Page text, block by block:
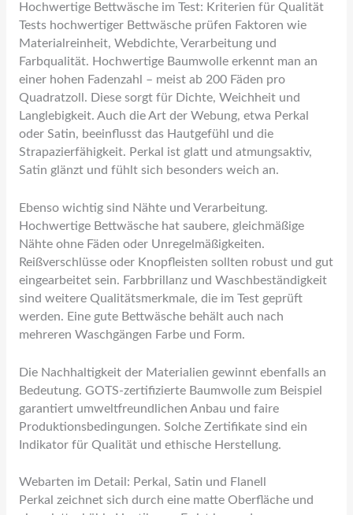
Hochwertige Bettwäsche im Test: Kriterien für Qualität
Tests hochwertiger Bettwäsche prüfen Faktoren wie
Materialreinheit, Webdichte, Verarbeitung und
Farbqualität. Hochwertige Baumwolle erkennt man an
einer hohen Fadenzahl – meist ab 200 Fäden pro
Quadratzoll. Diese sorgt für Dichte, Weichheit und
Langlebigkeit. Auch die Art der Webung, etwa Perkal
oder Satin, beeinflusst das Hautgefühl und die
Strapazierfähigkeit. Perkal ist glatt und atmungsaktiv,
Satin glänzt und fühlt sich besonders weich an.
Ebenso wichtig sind Nähte und Verarbeitung.
Hochwertige Bettwäsche hat saubere, gleichmäßige
Nähte ohne Fäden oder Unregelmäßigkeiten.
Reißverschlüsse oder Knopfleisten sollten robust und gut
eingearbeitet sein. Farbbrillanz und Waschbeständigkeit
sind weitere Qualitätsmerkmale, die im Test geprüft
werden. Eine gute Bettwäsche behält auch nach
mehreren Waschgängen Farbe und Form.
Die Nachhaltigkeit der Materialien gewinnt ebenfalls an
Bedeutung. GOTS-zertifizierte Baumwolle zum Beispiel
garantiert umweltfreundlichen Anbau und faire
Produktionsbedingungen. Solche Zertifikate sind ein
Indikator für Qualität und ethische Herstellung.
Webarten im Detail: Perkal, Satin und Flanell
Perkal zeichnet sich durch eine matte Oberfläche und